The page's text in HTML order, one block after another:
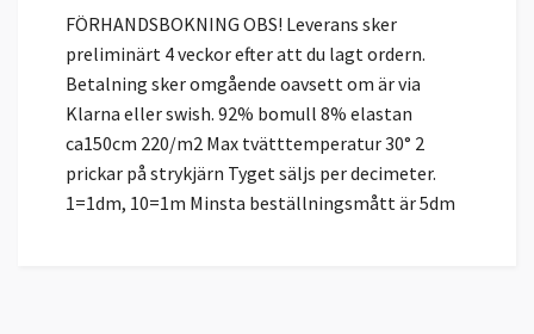
FÖRHANDSBOKNING OBS! Leverans sker
preliminärt 4 veckor efter att du lagt ordern.
Betalning sker omgående oavsett om är via
Klarna eller swish. 92% bomull 8% elastan
ca150cm 220/m2 Max tvätttemperatur 30° 2
prickar på strykjärn Tyget säljs per decimeter.
1=1dm, 10=1m Minsta beställningsmått är 5dm